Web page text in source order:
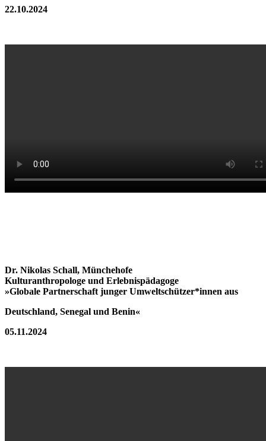
22.10.2024
Dr. Nikolas Schall, Münchehofe
Kulturanthropologe und Erlebnispädagoge
»Globale Partnerschaft junger Umweltschützer*innen aus
Deutschland, Senegal und Benin«
05.11.2024